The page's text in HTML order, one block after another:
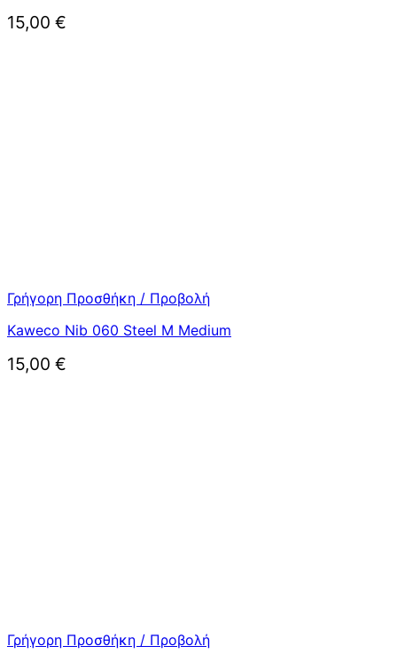
15,00 €
Γρήγορη Προσθήκη / Προβολή
Kaweco Nib 060 Steel M Medium
15,00 €
Γρήγορη Προσθήκη / Προβολή